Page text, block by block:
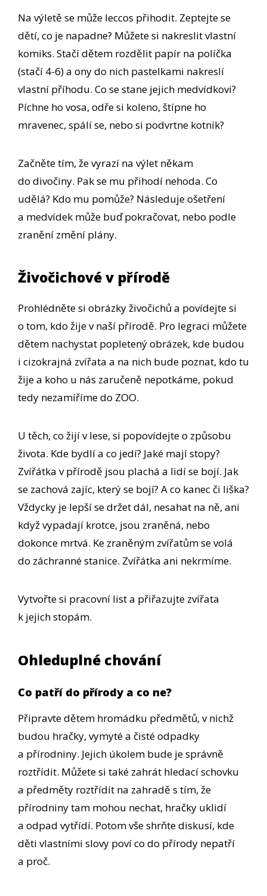
Na výletě se může leccos přihodit. Zeptejte se
dětí, co je napadne? Můžete si nakreslit vlastní
komiks. Stačí dětem rozdělit papír na políčka
(stačí 4-6) a ony do nich pastelkami nakreslí
vlastní příhodu. Co se stane jejich medvídkovi?
Píchne ho vosa, odře si koleno, štípne ho
mravenec, spálí se, nebo si podvrtne kotník?
Začněte tím, že vyrazí na výlet někam
do divočiny. Pak se mu přihodí nehoda. Co
udělá? Kdo mu pomůže? Následuje ošetření
a medvídek může buď pokračovat, nebo podle
zranění změní plány.
Živočichové v přírodě
Prohlédněte si obrázky živočichů a povídejte si
o tom, kdo žije v naší přírodě. Pro legraci můžete
dětem nachystat popletený obrázek, kde budou
i cizokrajná zvířata a na nich bude poznat, kdo tu
žije a koho u nás zaručeně nepotkáme, pokud
tedy nezamíříme do ZOO.
U těch, co žijí v lese, si popovídejte o způsobu
života. Kde bydlí a co jedí? Jaké mají stopy?
Zvířátka v přírodě jsou plachá a lidí se bojí. Jak
se zachová zajíc, který se bojí? A co kanec či liška?
Vždycky je lepší se držet dál, nesahat na ně, ani
když vypadají krotce, jsou zraněná, nebo
dokonce mrtvá. Ke zraněným zvířatům se volá
do záchranné stanice. Zvířátka ani nekrmíme.
Vytvořte si pracovní list a přiřazujte zvířata
k jejich stopám.
Ohleduplné chování
Co patří do přírody a co ne?
Připravte dětem hromádku předmětů, v nichž
budou hračky, vymyté a čisté odpadky
a přírodniny. Jejich úkolem bude je správně
roztřídit. Můžete si také zahrát hledací schovku
a předměty roztřídit na zahradě s tím, že
přírodniny tam mohou nechat, hračky uklidí
a odpad vytřídí. Potom vše shrňte diskusí, kde
děti vlastními slovy poví co do přírody nepatří
a proč.